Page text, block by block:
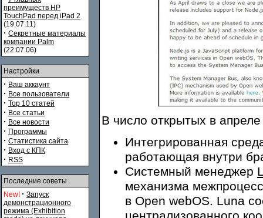
преимуществ HP
TouchPad перед iPad 2
(19.07.11)
· Секретные материалы
компании Palm
(22.07.06)
Настройки
· Ваш аккаунт
· Все пользователи
· Top 10 статей
· Все статьи
· Все новости
· Программы
· Статистика сайта
· Вход с КПК
· RSS
Последние советы
New! · Запуск
демонстрационного
режима (Exhibition
В число открытых в
Интегрированная
работающая внутри
Системный менеджер
механизма
в Open webOS. Luna